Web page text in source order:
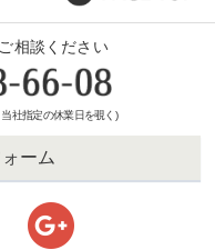
相談ください
社指定の休業日を覗く)
ーム